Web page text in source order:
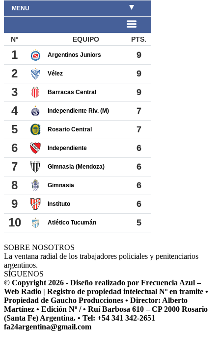
SOBRE NOSOTROS
La ventana radial de los trabajadores policiales y penitenciarios
argentinos.
SÍGUENOS
© Copyright 2026 - Diseño realizado por Frecuencia Azul –
Web Radio | Registro de propiedad intelectual Nº en tramite •
Propiedad de Gaucho Producciones • Director: Alberto
Martínez • Edición Nº / • Ruí Barbosa 610 – CP 2000 Rosario
(Santa Fe) Argentina. • Tel: +54 341 342-2651
fa24argentina@gmail.com